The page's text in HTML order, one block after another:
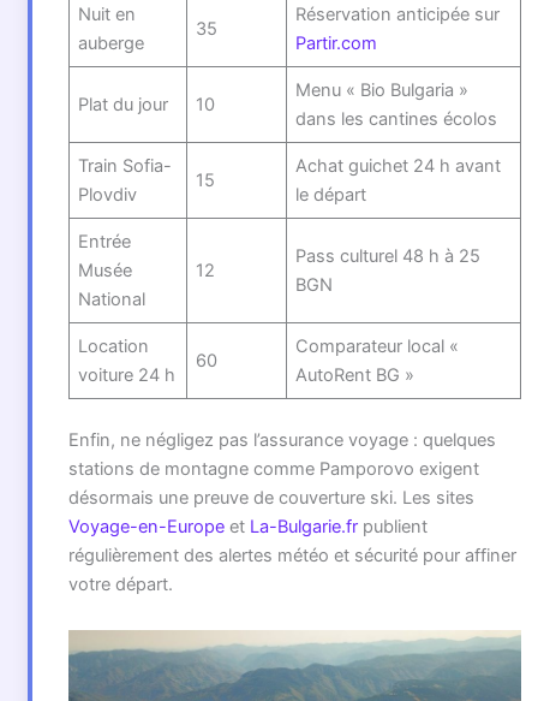
Nuit en
auberge
35
Réservation anticipée sur
Partir.com
Plat du jour 10
Menu « Bio Bulgaria »
dans les cantines écolos
Train Sofia-
Plovdiv
15
Achat guichet 24 h avant
le départ
Entrée
Musée
National
12
Pass culturel 48 h à 25
BGN
Location
voiture 24 h
60
Comparateur local «
AutoRent BG »
Enfin, ne négligez pas l’assurance voyage : quelques
stations de montagne comme Pamporovo exigent
désormais une preuve de couverture ski. Les sites
Voyage-en-Europeet La-Bulgarie.frpublient
régulièrement des alertes météo et sécurité pour affiner
votre départ.